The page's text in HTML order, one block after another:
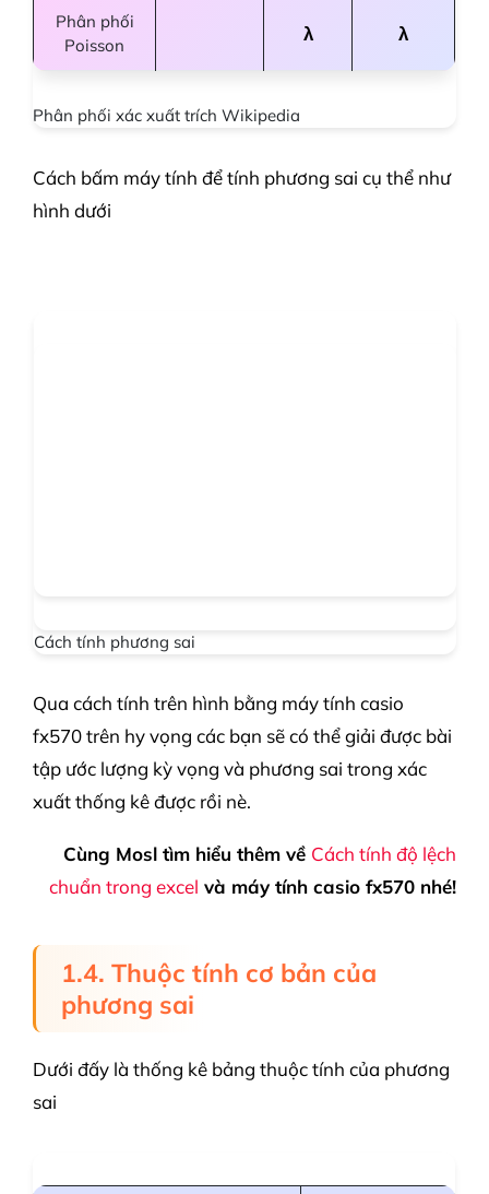
Phân phối
Poisson
λ λ
Phân phối xác xuất trích Wikipedia
Cách bấm máy tính để tính phương sai cụ thể như
hình dưới
Cách tính phương sai
Qua cách tính trên hình bằng máy tính casio
fx570 trên hy vọng các bạn sẽ có thể giải được bài
tập ước lượng kỳ vọng và phương sai trong xác
xuất thống kê được rồi nè.
Cùng Mosl tìm hiểu thêm về Cách tính độ lệch
chuẩn trong excel và máy tính casio fx570 nhé!
1.4. Thuộc tính cơ bản của
phương sai
Dưới đấy là thống kê bảng thuộc tính của phương
sai